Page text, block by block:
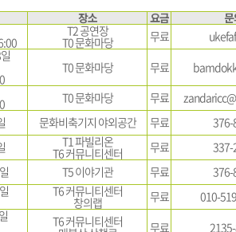
장소 요금
T2 공연장
T0 문화마당 무료
T0 문화마당 무료
T0 문화마당 무료
문화비축기지 야외공간 무료
376-
T1 파빌리온
T6 커뮤니티센터 무료
337-
T5 이야기관 무료
376-
T6 커뮤니티센터
창의랩 무료
010-
T6 커뮤니티센터 무료